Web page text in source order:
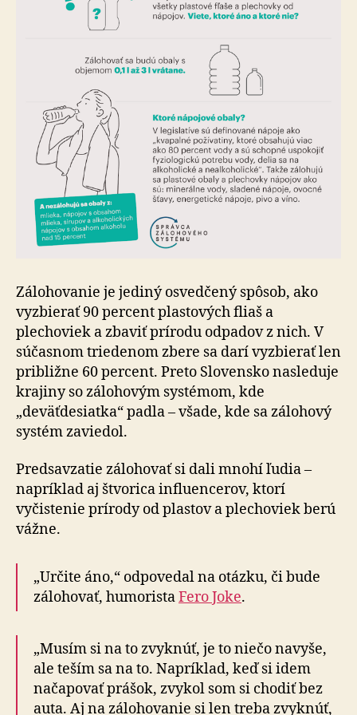
Zálohovanie je jediný osvedčený spôsob, ako
vyzbierať 90 percent plastových fliaš a
plechoviek a zbaviť prírodu odpadov z nich. V
súčasnom triedenom zbere sa darí vyzbierať len
približne 60 percent. Preto Slovensko nasleduje
krajiny so zálohovým systémom, kde
„deväťdesiatka“ padla – všade, kde sa zálohový
systém zaviedol.
Predsavzatie zálohovať si dali mnohí ľudia –
napríklad aj štvorica influencerov, ktorí
vyčistenie prírody od plastov a plechoviek berú
vážne.
„Určite áno,“ odpovedal na otázku, či bude
zálohovať, humoristaFero Joke.
„Musím si na to zvyknúť, je to niečo navyše,
ale teším sa na to. Napríklad, keď si idem
načapovať prášok, zvykol som si chodiť bez
auta. Aj na zálohovanie si len treba zvyknúť,